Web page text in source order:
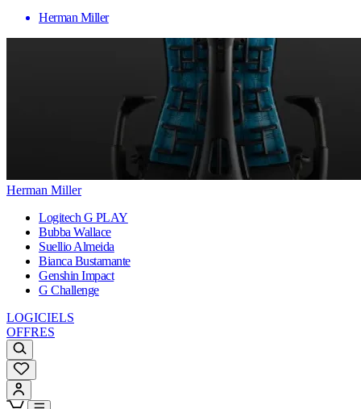
Herman Miller
Herman Miller
Logitech G PLAY
Bubba Wallace
Suellio Almeida
Bianca Bustamante
Genshin Impact
G Challenge
LOGICIELS
OFFRES